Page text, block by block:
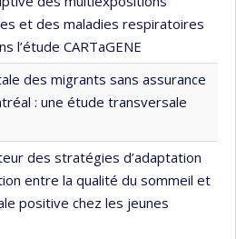
et des maladies respiratoires
l’étude CARTaGENE
des migrants sans assurance
: une étude transversale
des stratégies d’adaptation
entre la qualité du sommeil et
positive chez les jeunes